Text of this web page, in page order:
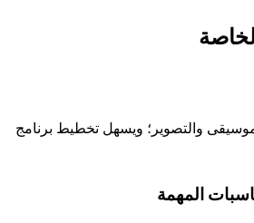
والتصوير؛ ويسهل تخطيط برنامج
المهمة